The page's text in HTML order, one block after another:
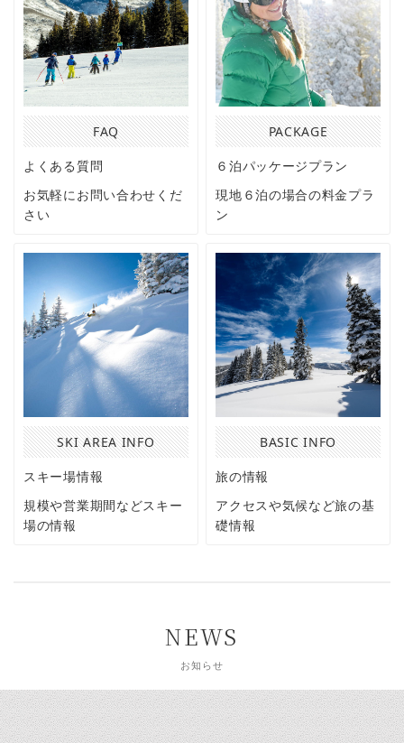
FAQ
よくある質問
お気軽にお問い合わせくだ
さい
PACKAGE
６泊パッケージプラン
現地６泊の場合の料金プラ
ン
SKI AREA INFO
スキー場情報
規模や営業期間などスキー
場の情報
BASIC INFO
旅の情報
アクセスや気候など旅の基
礎情報
NEWS
お知らせ